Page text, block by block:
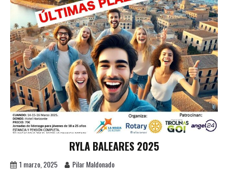
RYLA BALEARES 2025
1 marzo, 2025 Pilar Maldonado